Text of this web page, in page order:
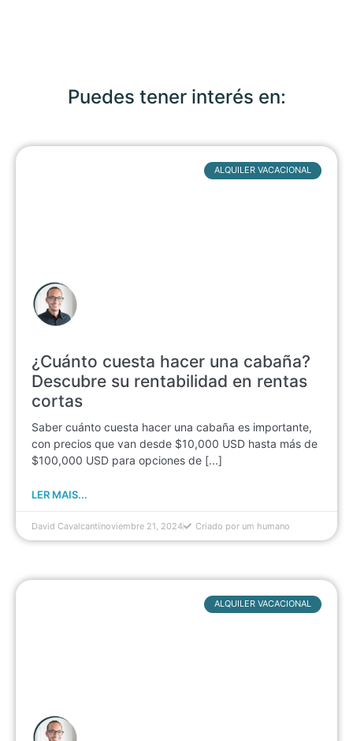
Puedes tener interés en:
¿Cuánto cuesta hacer una cabaña?
Descubre su rentabilidad en rentas
cortas
Saber cuánto cuesta hacer una cabaña es importante,
con precios que van desde $10,000 USD hasta más de
$100,000 USD para opciones de [...]
LER MAIS...
ALQUILER VACACIONAL
David Cavalcanti noviembre 21, 2024 Criado por um humano
ALQUILER VACACIONAL